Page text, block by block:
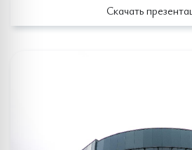
Скачать